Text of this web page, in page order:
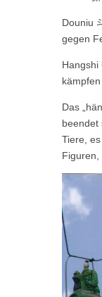
Douniu
gegen
Hangshi
kämpfen
Das
beendet
Tiere,
Figuren,